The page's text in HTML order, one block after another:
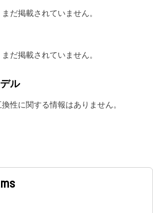
だ掲載されていません。
だ掲載されていません。
ル
性に関する情報はありません。